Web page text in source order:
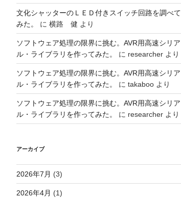
PORTMUX_EVOUTA bm ) ,
PORTMUX_EVOUTB_bm ) ,
PORTMUX_EVOUTC_bm ),
PORTMUX_EVOUTD_bm ),
PORTMUX_EVOUTE ),
PORTMUX_LUT0_ bm
PORTMUX_LUT1_ bm )
PORTMUX_LUT2_bm ),
文化シャッターのＬＥＤ付きスイッチ回路を調べて
みた。
に 横路 健 より
ソフトウェア処理の限界に挑む。AVR用高速シリア
ル・ライブラリを作ってみた。
に researcherより
ソフトウェア処理の限界に挑む。AVR用高速シリア
ル・ライブラリを作ってみた。
に takabooより
ソフトウェア処理の限界に挑む。AVR用高速シリア
ル・ライブラリを作ってみた。
に researcherより
アーカイブ
2026年7月 (3)
2026年4月 (1)